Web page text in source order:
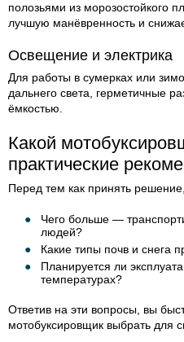
полозьями из морозостойкого
лучшую манёвренность и
Освещение и электрика
Для работы в сумерках или
дальнего света, герметичные
ёмкостью.
Какой
практические
Перед тем как принять
Чего больше —
людей?
Какие типы почв и снега
Планируется ли
температурах?
Ответив на эти вопросы, вы
мотобуксировщик выбрать для